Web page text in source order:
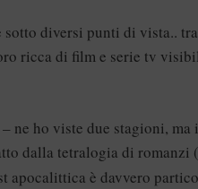
sotto diversi punti di vista..
ricca di film e serie tv
ne ho viste due stagioni,
dalla tetralogia di romanzi
apocalittica è davvero